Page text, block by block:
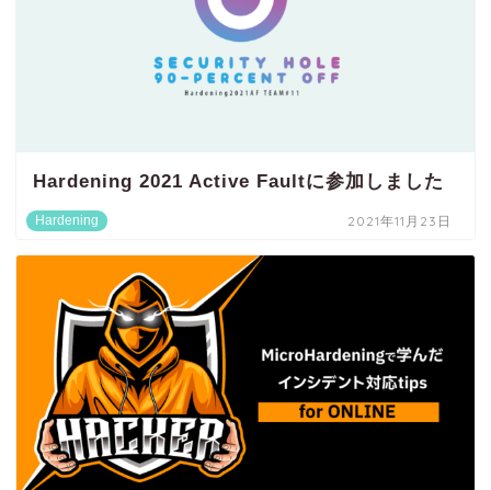
Hardening
Hardening 2021 Active Faultに参加しました
2021年11月23日